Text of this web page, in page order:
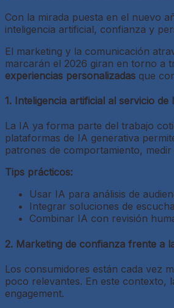
Con la mirada puesta en el nuevo
inteligencia artificial, confianza y
El marketing y la comunicación
marcarán el 2026 giran en torno a
experiencias personalizadas que
1. Inteligencia artificial al servicio de
La IA ya forma parte del trabajo
plataformas de IA generativa
patrones de comportamiento,
Tips prácticos:
Usar IA para análisis de
Integrar soluciones de
Combinar IA con revisión
2. Marketing de confianza frente a
Los consumidores están cada vez
poco relevantes. En este contexto,
engagement.